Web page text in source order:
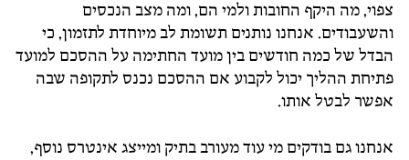
צפוי, מה היקף החובות ולמי הם, ומה מצב הנכסים
והשעבודים. אנחנו נותנים תשומת לב מיוחדת לתזמון, כי
הבדל של כמה חודשים בין מועד החתימה על ההסכם למועד
פתיחת ההליך יכול לקבוע אם ההסכם נכנס לתקופה שבה
אפשר לבטל אותו.
אנחנו גם בודקים מי עוד מעורב בתיק ומייצג אינטרס נוסף,